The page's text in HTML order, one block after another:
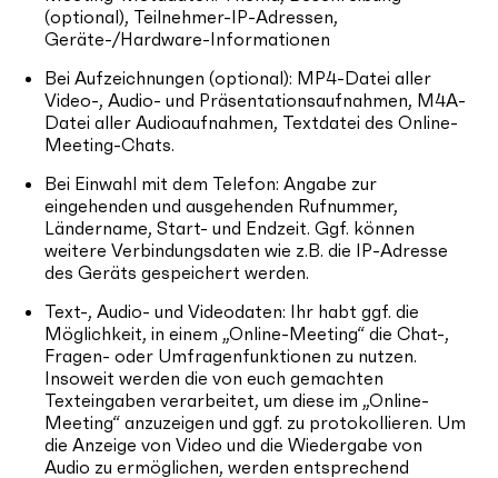
(optional), Teilnehmer-IP-Adressen,
Geräte-/Hardware-Informationen
Bei Aufzeichnungen (optional): MP4-Datei aller
Video-, Audio- und Präsentationsaufnahmen, M4A-
Datei aller Audioaufnahmen, Textdatei des Online-
Meeting-Chats.
Bei Einwahl mit dem Telefon: Angabe zur
eingehenden und ausgehenden Rufnummer,
Ländername, Start- und Endzeit. Ggf. können
weitere Verbindungsdaten wie z.B. die IP-Adresse
des Geräts gespeichert werden.
Text-, Audio- und Videodaten: Ihr habt ggf. die
Möglichkeit, in einem „Online-Meeting“ die Chat-,
Fragen- oder Umfragenfunktionen zu nutzen.
Insoweit werden die von euch gemachten
Texteingaben verarbeitet, um diese im „Online-
Meeting“ anzuzeigen und ggf. zu protokollieren. Um
die Anzeige von Video und die Wiedergabe von
Audio zu ermöglichen, werden entsprechend